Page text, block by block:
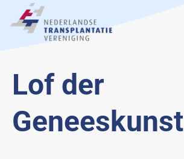
Lof der
Geneeskunst